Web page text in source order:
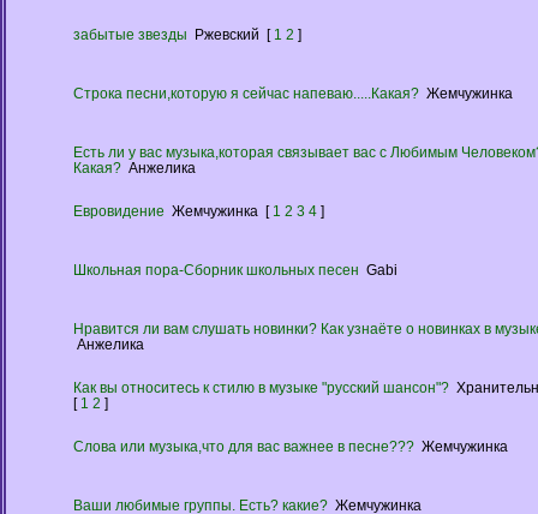
забытые звезды Ржевский [ 1 2 ]
Строка песни,которую я сейчас напеваю.....Какая? Жемчужинка
Есть ли у вас музыка,которая связывает вас с Любимым
Какая? Анжелика
Евровидение Жемчужинка [ 1 2 3 4 ]
Школьная пора-Сборник школьных песен Gabi
Нравится ли вам слушать новинки? Как узнаёте о новинках в
Анжелика
Как вы относитесь к стилю в музыке "русский шансон"?
[ 1 2 ]
Слова или музыка,что для вас важнее в песне??? Жемчужинка
Ваши любимые группы. Есть? какие? Жемчужинка